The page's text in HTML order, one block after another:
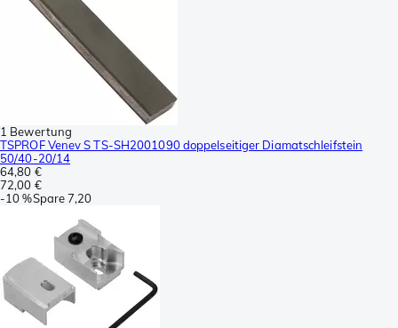
1 Bewertung
TSPROF Venev S TS-SH2001090 doppelseitiger Diamatschleifstein
50/40-20/14
64,80 €
72,00 €
-10 %Spare7,20